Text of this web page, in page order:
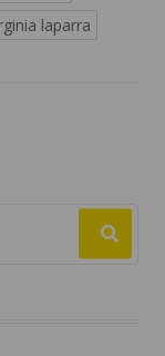
laparra